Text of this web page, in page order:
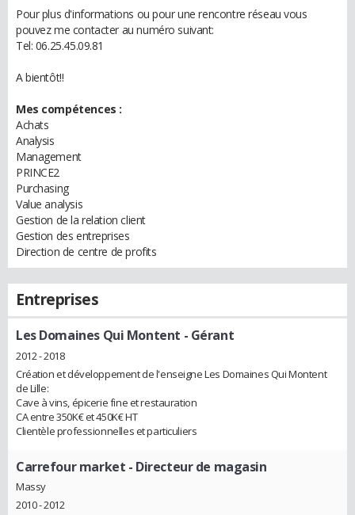
Pour plus d'informations ou pour une rencontre réseau vous
pouvez me contacter au numéro suivant:
Tel: 06.25.45.09.81
A bientôt!!
Mes compétences :
Achats
Analysis
Management
PRINCE2
Purchasing
Value analysis
Gestion de la relation client
Gestion des entreprises
Direction de centre de profits
Entreprises
Les Domaines Qui Montent - Gérant
2012 - 2018
Création et développement de l'enseigne Les Domaines Qui Montent
de Lille:
Cave à vins, épicerie fine et restauration
CA entre 350K€ et 450K€ HT
Clientèle professionnelles et particuliers
Carrefour market - Directeur de magasin
Massy
2010 - 2012